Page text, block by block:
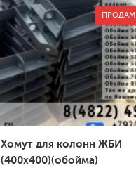
ПРОДАМ
Хомут для колонн ЖБИ
(400х400)(обойма)